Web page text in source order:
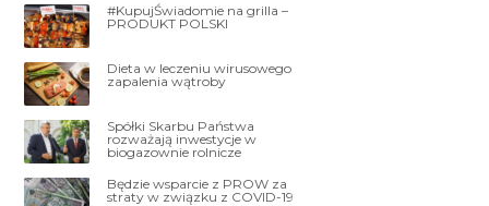
#KupujŚwiadomie na grilla –
PRODUKT POLSKI
Dieta w leczeniu wirusowego
zapalenia wątroby
Spółki Skarbu Państwa
rozważają inwestycje w
biogazownie rolnicze
Będzie wsparcie z PROW za
straty w związku z COVID-19